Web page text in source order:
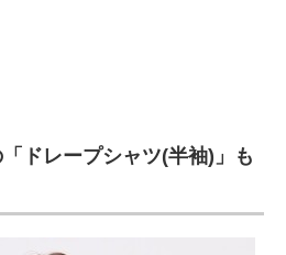
ドレープシャツ(半袖)」も